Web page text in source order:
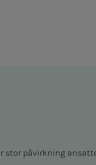
stor påvirkning